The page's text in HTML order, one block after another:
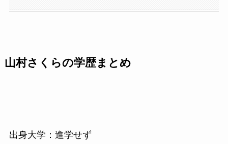
山村さくらの学歴まとめ
出身大学：進学せず